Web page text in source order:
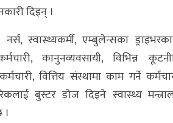
दिइन् ।
स्वास्थ्यकर्मी, एम्बुलेन्सका
कानुनव्यवसायी, विभिन्न
वित्तिय संस्थामा काम गर्ने
बुस्टर डोज दिइने स्वास्थ्य